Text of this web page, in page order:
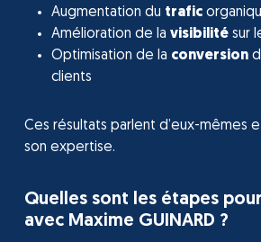
Augmentation du trafic
Amélioration de la visibilitésur
Optimisation de la conversion
clients
Ces résultats parlent d’eux-mêmes
son expertise.
Quelles sont les étapes
avec Maxime GUINARD ?